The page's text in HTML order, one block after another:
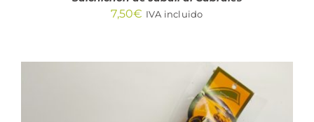
7,50€ IVA incluido